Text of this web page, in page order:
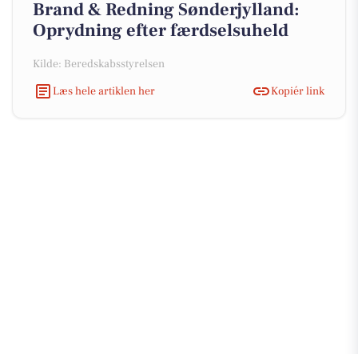
Brand & Redning Sønderjylland:
Oprydning efter færdselsuheld
Kilde: Beredskabsstyrelsen
Læs hele artiklen her
Kopiér link